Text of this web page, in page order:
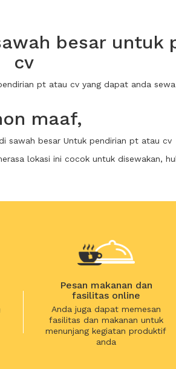
besar untuk
cv
pt atau cv yang dapat anda sewa
maaf,
sawah besar Untuk pendirian pt atau cv
lokasi ini cocok untuk disewakan,
Pesan makanan dan
fasilitas online
Anda juga dapat memesan
fasilitas dan makanan untuk
menunjang kegiatan produktif
anda